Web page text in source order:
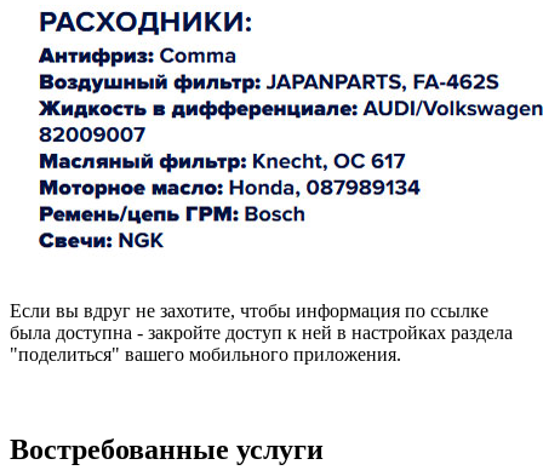
Если вы вдруг не захотите, чтобы информация по ссылке
была доступна - закройте доступ к ней в настройках раздела
"поделиться" вашего мобильного приложения.
Востребованные услуги